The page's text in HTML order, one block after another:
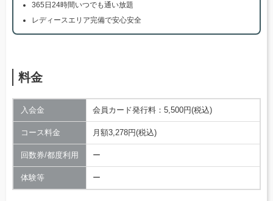
365日24時間いつでも通い放題
レディースエリア完備で安心安全
料金
入会金 会員カード発行料：5,500円(税込)
コース料金 月額3,278円(税込)
回数券/都度利用 ー
体験等 ー